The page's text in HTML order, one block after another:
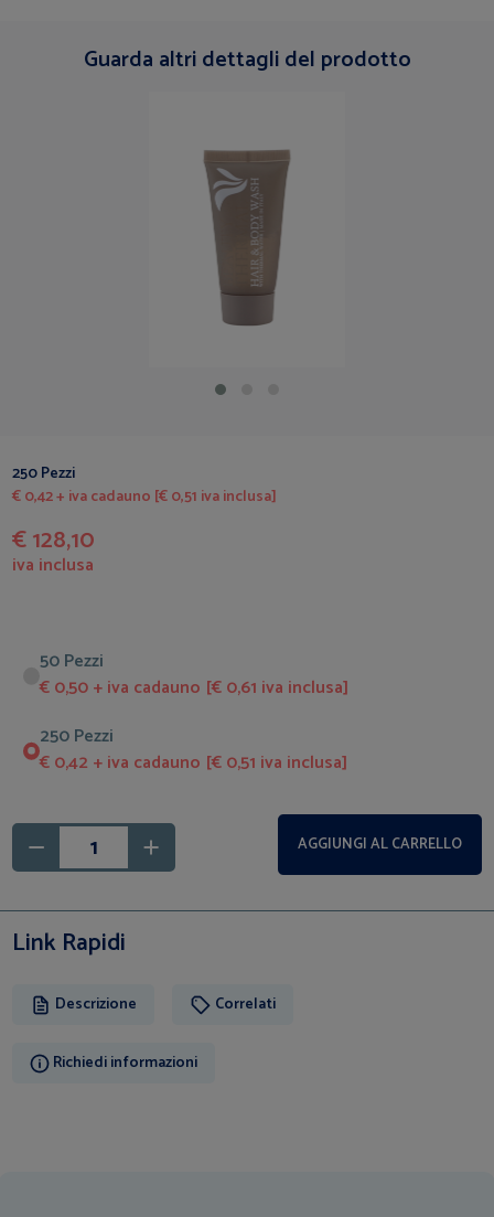
Guarda altri dettagli del prodotto
250 Pezzi
€ 0,42 + iva cadauno [€ 0,51 iva inclusa]
€ 128,10
iva inclusa
50 Pezzi
€ 0,50 + iva cadauno [€ 0,61 iva inclusa]
250 Pezzi
€ 0,42 + iva cadauno [€ 0,51 iva inclusa]
AGGIUNGI AL CARRELLO
Link Rapidi
Descrizione Correlati
Richiedi informazioni